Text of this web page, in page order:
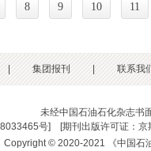
8 9 10 11
集团报刊 联系我
未经中国石油石化杂志书
号] [期刊出版许可证：
Copyright © 2020-2021 《中国石